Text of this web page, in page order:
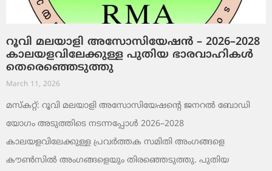
റൂവി മലയാളി അസോസിയേഷൻ – 2026–2028
കാലയളവിലേക്കുള്ള പുതിയ ഭാരവാഹികൾ
തെരെഞ്ഞെടുത്തു
March 11, 2026
മസ്കറ്റ്: റൂവി മലയാളി അസോസിയേഷന്റെ ജനറൽ ബോഡി
യോഗം അടുത്തിടെ നടന്നപ്പോൾ 2026–2028
കാലയളവിലേക്കുള്ള പ്രവർത്തക സമിതി അംഗങ്ങളെ
കൗൺസിൽ അംഗങ്ങളെയും തിരഞ്ഞെടുത്തു. പുതിയ